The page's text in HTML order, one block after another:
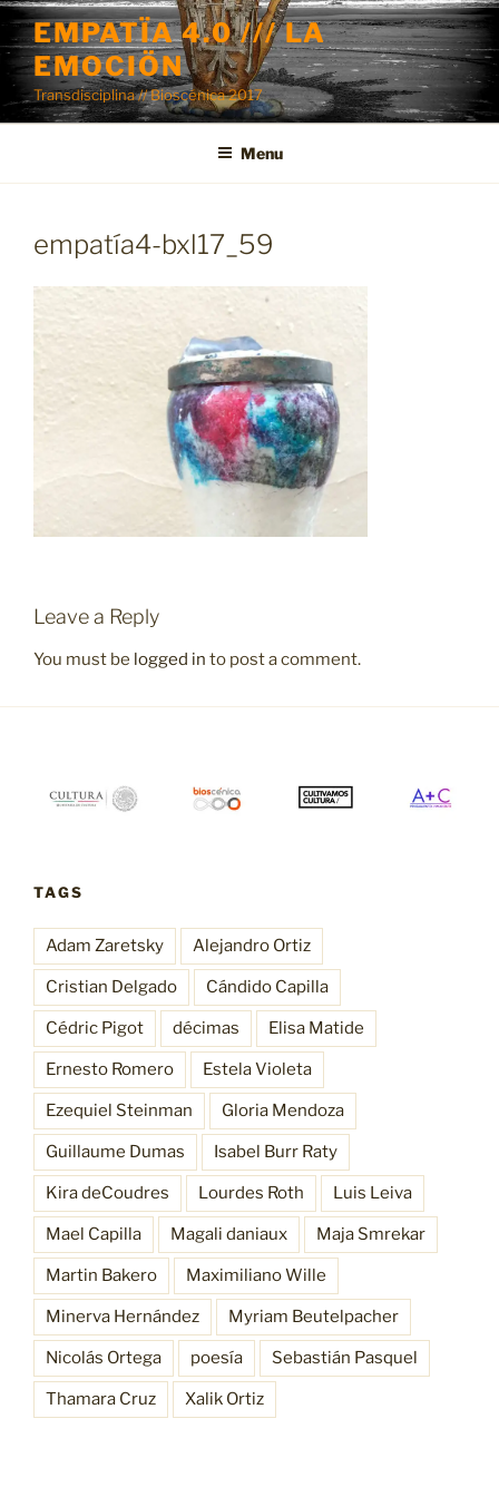
Skip
to
content
EMPATÏA 4.0 /// LA
EMOCIÖN
Transdisciplina // Bioscénica 2017
Menu
empatía4-bxl17_59
Leave a Reply
You must be logged in to post a comment.
TAGS
Adam Zaretsky Alejandro Ortiz
Cristian Delgado Cándido Capilla
Cédric Pigot décimas Elisa Matide
Ernesto Romero Estela Violeta
Ezequiel Steinman Gloria Mendoza
Guillaume Dumas Isabel Burr Raty
Kira deCoudres Lourdes Roth Luis Leiva
Mael Capilla Magali daniaux Maja Smrekar
Martin Bakero Maximiliano Wille
Minerva Hernández Myriam Beutelpacher
Nicolás Ortega poesía Sebastián Pasquel
Thamara Cruz Xalik Ortiz